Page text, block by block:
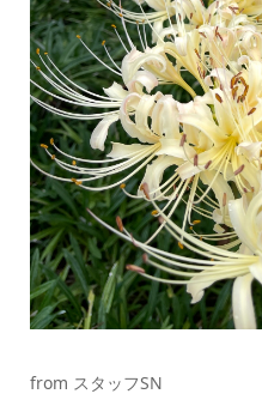
from スタッフSN